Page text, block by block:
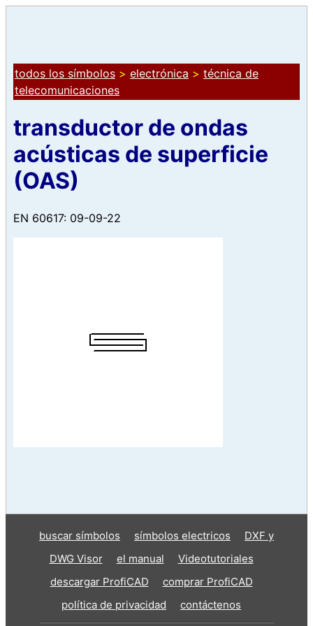
todos los símbolos > electrónica > técnica de
telecomunicaciones
transductor de ondas
acústicas de superficie
(OAS)
EN 60617: 09-09-22
buscar símbolos símbolos electricos
DXF y
DWG Visor
el manual
Videotutoriales
descargar ProfiCAD
comprar ProfiCAD
política de privacidad
contáctenos